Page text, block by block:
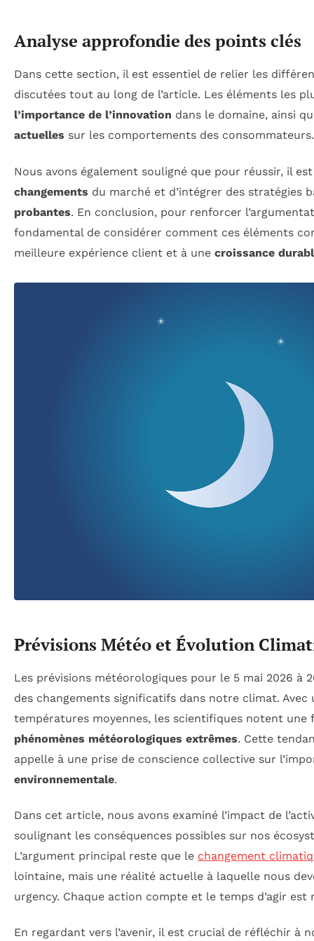
Analyse approfondie des points clés
Dans cette section, il est essentiel de relier les
discutées tout au long de l’article. Les éléments les
l’importance de l’innovation dans le domaine, ainsi
actuelles sur les comportements des consommateurs.
Nous avons également souligné que pour réussir, il
changements du marché et d’intégrer des stratégies
probantes. En conclusion, pour renforcer
fondamental de considérer comment ces éléments
meilleure expérience client et à une croissance
Prévisions Météo et Évolution
Les prévisions météorologiques pour le 5 mai 2026 à
des changements significatifs dans notre climat. Avec
températures moyennes, les scientifiques notent une
phénomènes météorologiques extrêmes. Cette
appelle à une prise de conscience collective sur
environnementale.
Dans cet article, nous avons examiné l’impact de
soulignant les conséquences possibles sur nos
L’argument principal reste que le changement
lointaine, mais une réalité actuelle à laquelle nous
urgency. Chaque action compte et le temps d’agir est
En regardant vers l’avenir, il est crucial de réfléchir à